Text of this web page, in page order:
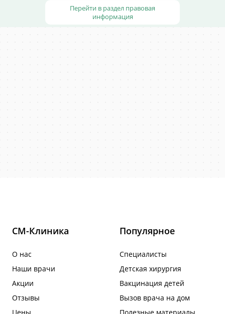
Перейти в раздел правовая
информация
СМ-Клиника
О нас
Наши врачи
Акции
Отзывы
Популярное
Специалисты
Детская хирургия
Вакцинация детей
Вызов врача на дом